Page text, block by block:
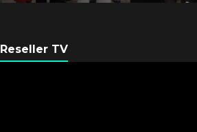
Reseller TV